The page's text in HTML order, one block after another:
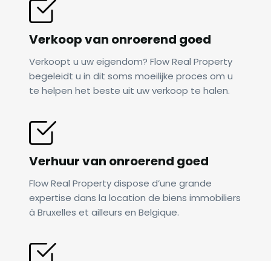
Verkoop van onroerend goed
Verkoopt u uw eigendom? Flow Real Property
begeleidt u in dit soms moeilijke proces om u
te helpen het beste uit uw verkoop te halen.
Verhuur van onroerend goed
Flow Real Property dispose d’une grande
expertise dans la location de biens immobiliers
à Bruxelles et ailleurs en Belgique.